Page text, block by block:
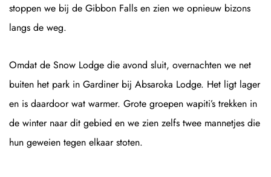
stoppen we bij de Gibbon Falls en zien we opnieuw bizons
langs de weg.
Omdat de Snow Lodge die avond sluit, overnachten we net
buiten het park in Gardiner bij Absaroka Lodge. Het ligt lager
en is daardoor wat warmer. Grote groepen wapiti’s trekken in
de winter naar dit gebied en we zien zelfs twee mannetjes die
hun geweien tegen elkaar stoten.